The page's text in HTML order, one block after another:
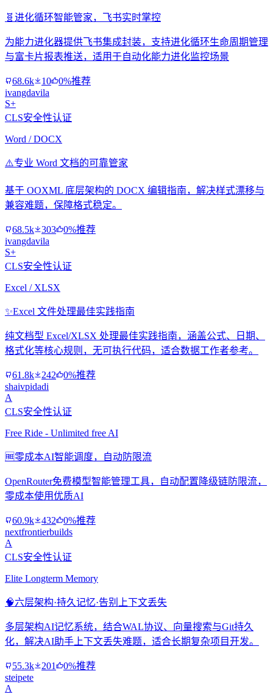
🧬 进化循环智能管家，飞书实时掌控
为能力进化器提供飞书集成封装，支持进化循环生命周期管理
与富卡片报表推送，适用于自动化能力进化监控场景
68.6k 10
0%推荐
ivangdavila
S+
CLS安全性认证
Word / DOCX
⚠️专业 Word 文档的可靠管家
基于 OOXML 底层架构的 DOCX 编辑指南，解决样式漂移与
兼容难题，保障格式稳定。
68.5k 303
0%推荐
ivangdavila
S+
CLS安全性认证
Excel / XLSX
✨Excel 文件处理最佳实践指南
纯文档型 Excel/XLSX 处理最佳实践指南，涵盖公式、日期、
格式化等核心规则，无可执行代码，适合数据工作者参考。
61.8k 242
0%推荐
shaivpidadi
A
CLS安全性认证
Free Ride - Unlimited free AI
🆓零成本AI智能调度，自动防限流
OpenRouter免费模型智能管理工具，自动配置降级链防限流，
零成本使用优质AI
60.9k 432
0%推荐
nextfrontierbuilds
A
CLS安全性认证
Elite Longterm Memory
🧠六层架构·持久记忆·告别上下文丢失
多层架构AI记忆系统，结合WAL协议、向量搜索与Git持久
化，解决AI助手上下文丢失难题，适合长期复杂项目开发。
55.3k 201
0%推荐
steipete
A